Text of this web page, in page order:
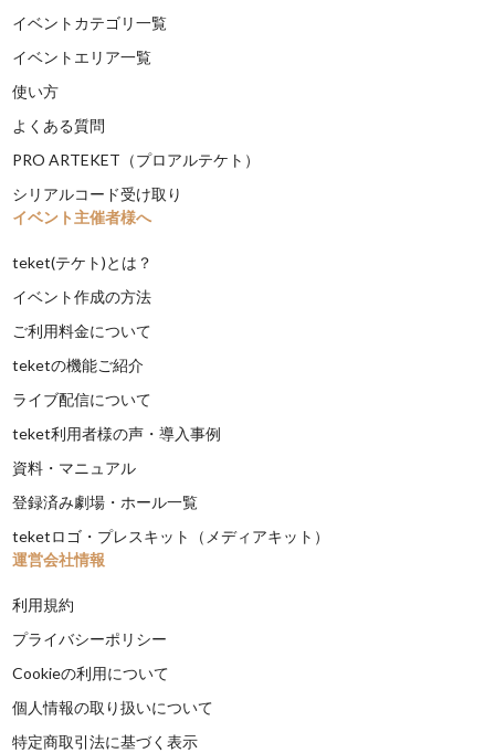
イベントカテゴリ一覧
イベントエリア一覧
使い方
よくある質問
PRO ARTEKET（プロアルテケト）
シリアルコード受け取り
イベント主催者様へ
teket(テケト)とは？
イベント作成の方法
ご利用料金について
teketの機能ご紹介
ライブ配信について
teket利用者様の声・導入事例
資料・マニュアル
登録済み劇場・ホール一覧
teketロゴ・プレスキット（メディアキット）
運営会社情報
利用規約
プライバシーポリシー
Cookieの利用について
個人情報の取り扱いについて
特定商取引法に基づく表示